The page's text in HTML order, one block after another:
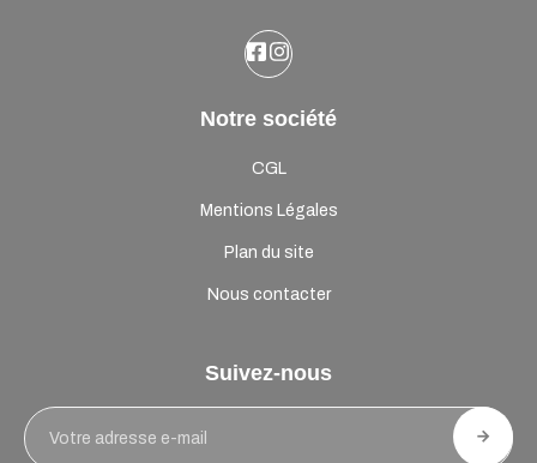
Notre société
CGL
Mentions Légales
Plan du site
Nous contacter
Suivez-nous